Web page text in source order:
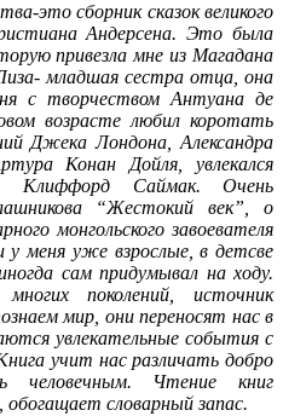
это сборник сказок великого
Андерсена. Это была
привезла мне из Магадана
младшая сестра отца, она
с творчеством Антуана де
возрасте любил коротать
Джека Лондона, Александра
Конан Дойля, увлекался
Клиффорд Саймак. Очень
“Жестокий век”, о
монгольского завоевателя
у меня уже взрослые, в детсве
сам придумывал на ходу.
поколений, источник
мир, они переносят нас в
увлекательные события с
учит нас различать добро
человечным. Чтение книг
словарный запас.